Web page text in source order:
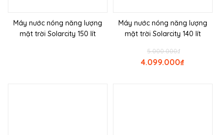
Máy nước nóng năng lượng
mặt trời Solarcity 150 lít
Máy nước nóng năng lượng
mặt trời Solarcity 140 lít
₫
5.000.000
₫
4.099.000